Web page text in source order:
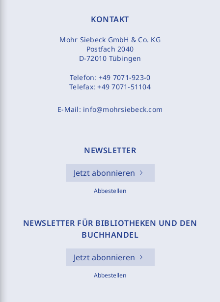
KONTAKT
Mohr Siebeck GmbH & Co. KG
Postfach 2040
D-72010 Tübingen
Telefon: +49 7071-923-0
Telefax:+49 7071-51104
E-Mail: info@mohrsiebeck.com
NEWSLETTER
Jetzt abonnieren
Abbestellen
NEWSLETTER FÜR BIBLIOTHEKEN UND DEN
BUCHHANDEL
Jetzt abonnieren
Abbestellen